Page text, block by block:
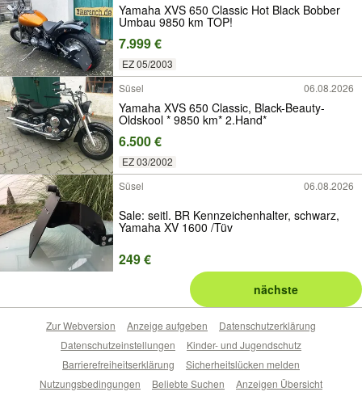
Yamaha XVS 650 Classic Hot Black Bobber
Umbau 9850 km TOP!
7.999 €
EZ 05/2003
Süsel
06.08.2026
Yamaha XVS 650 Classic, Black-Beauty-
Oldskool * 9850 km* 2.Hand*
6.500 €
EZ 03/2002
Süsel
06.08.2026
Sale: seitl. BR Kennzeichenhalter, schwarz,
Yamaha XV 1600 /Tüv
249 €
nächste
Zur Webversion Anzeige aufgeben
Datenschutzerklärung
Datenschutzeinstellungen
Kinder- und Jugendschutz
Barrierefreiheitserklärung
Sicherheitslücken melden
Nutzungsbedingungen
Beliebte Suchen Anzeigen Übersicht